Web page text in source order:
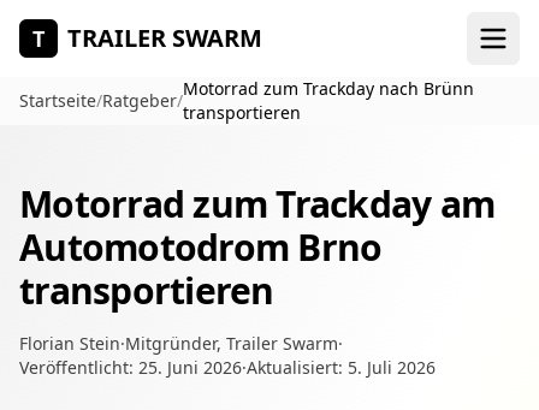
Zum Hauptinhalt springen
T TRAILER SWARM
Startseite/Ratgeber/
Motorrad zum Trackday nach Brünn
transportieren
Motorrad zum Trackday am
Automotodrom Brno
transportieren
Florian Stein·Mitgründer, Trailer Swarm·
Veröffentlicht: 25. Juni 2026·Aktualisiert: 5. Juli 2026